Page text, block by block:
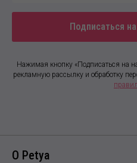
Подписаться
Нажимая кнопку «Подписаться на
рекламную рассылку и обработку
О Petya